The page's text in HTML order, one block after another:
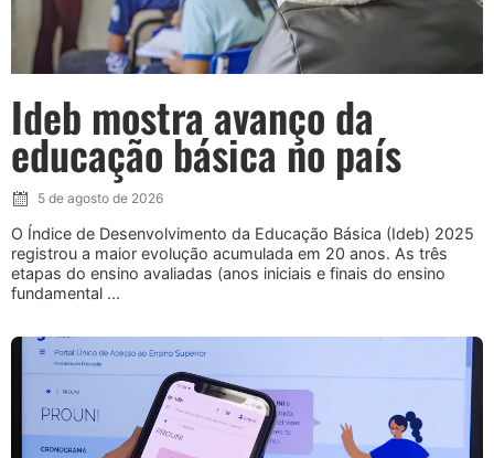
Ideb mostra avanço da
educação básica no país
5 de agosto de 2026
O Índice de Desenvolvimento da Educação Básica (Ideb) 2025
registrou a maior evolução acumulada em 20 anos. As três
etapas do ensino avaliadas (anos iniciais e finais do ensino
fundamental ...